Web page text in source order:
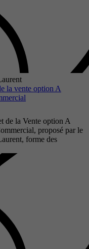
la vente option A
de la Vente option A
proposé par le
forme des